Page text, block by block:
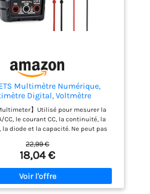
Multimètre Numérique,
Digital, Voltmètre
4000 Comptes, Testeur
Ohmmètre, Mesure La Tension
Courant CC, Résistance,
Continuité, Diode
】Utilisé pour mesurer la
CC, le courant CC, la continuité, la
la diode et la capacité. Ne peut pas
électriques dans les secteurs
et domestique. 【Plage plus
de tension CC : 400 mV ~ 600 V ;
CA : 40 V ~ 600 V ; Mesure de
40 mA ~ 10 A ; Mesure de résistance :
22,99 €
18,04 €